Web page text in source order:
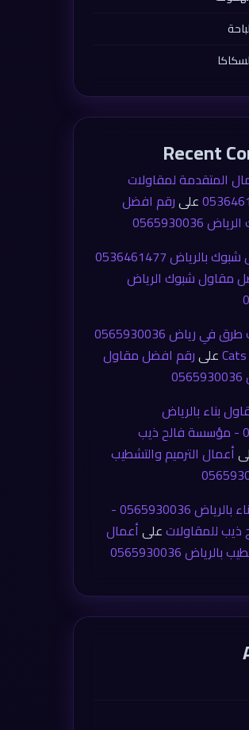
Recent
المتقدمة لمقاولات
علىرقم افضل
0536461477
مقاول شبوك الرياض
افضل شبواك طرق في رياض 0565930036
علىرقم افضل مقاول
بناء بالرياض
0565930036 - مؤسسة فالح ذيب
أعمال الترميم والتشطيب
رقم مقاول بناء بالرياض 0565930036 -
للمقاولاتعلىأعمال
0565930036